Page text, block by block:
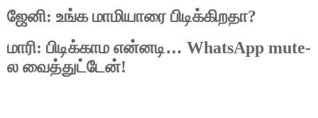
ஜேனி: உங்க மாமியாரை பிடிக்கிறதா?
மாரி: பிடிக்காம என்னடி… WhatsApp mute-
ல வைத்துட்டேன்!